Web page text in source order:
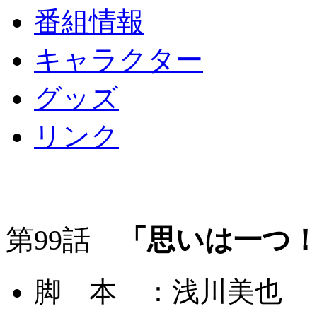
番組情報
キャラクター
グッズ
リンク
第99話 「思いは一つ
脚 本 ：浅川美也